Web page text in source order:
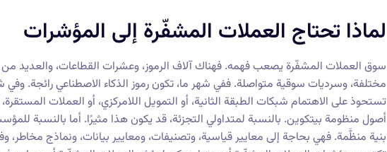
لماذا تحتاج العملات المشفّرة إلى المؤشرات
سوق العملات المشفّرة يصعب فهمه. فهناك آلاف الرموز، وعشرات القطاعات، والعديد
مختلفة، وسرديات سوقية متواصلة. ففي شهر ما، تكون رموز الذكاء الاصطناعي رائجة.
تستحوذ على الاهتمام شبكات الطبقة الثانية، أو التمويل اللامركزي، أو العملات
أصول منظومة بيتكوين. بالنسبة لمتداولي التجزئة، قد يكون هذا مثيرًا. أما بالنسبة
بنية منظَّمة. فهي بحاجة إلى معايير قياسية، وتصنيفات، ومعايير بيانات، ونماذج مخاطر،